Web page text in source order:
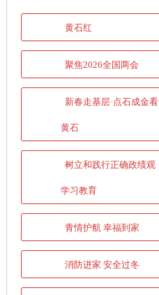
黄石红
聚焦2026全国两会
新春走基层·点石成金看
黄石
树立和践行正确政绩观
学习教育
青情护航 幸福到家
消防进家 安全过冬